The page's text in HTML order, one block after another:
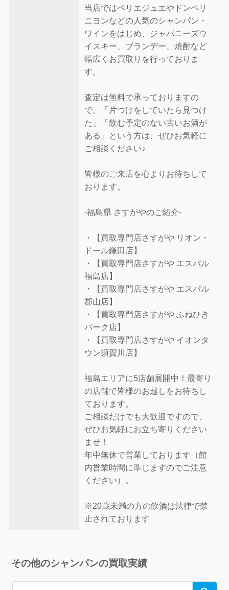
当店ではペリエジュエやドンペリ
ニヨンなどの人気のシャンパン・
ワインをはじめ、ジャパニーズウ
イスキー、ブランデー、焼酎など
幅広くお買取りを行っておりま
す。
査定は無料で承っておりますの
で、「片づけをしていたら見つけ
た」「飲む予定のない古いお酒が
ある」という方は、ぜひお気軽に
ご相談ください♪
皆様のご来店を心よりお待ちして
おります。
-福島県 さすがやのご紹介-
・【買取専門店さすがや リオン・
ドール鎌田店】
・【買取専門店さすがや エスパル
福島店】
・【買取専門店さすがや エスパル
郡山店】
・【買取専門店さすがや ふねひき
パーク店】
・【買取専門店さすがや イオンタ
ウン須賀川店】
福島エリアに5店舗展開中！最寄り
の店舗で皆様のお越しをお待ちし
ております。
ご相談だけでも大歓迎ですので、
ぜひお気軽にお立ち寄りください
ませ！
年中無休で営業しております（館
内営業時間に準じますのでご注意
ください）。
※20歳未満の方の飲酒は法律で禁
止されております
その他のシャンパンの買取実績